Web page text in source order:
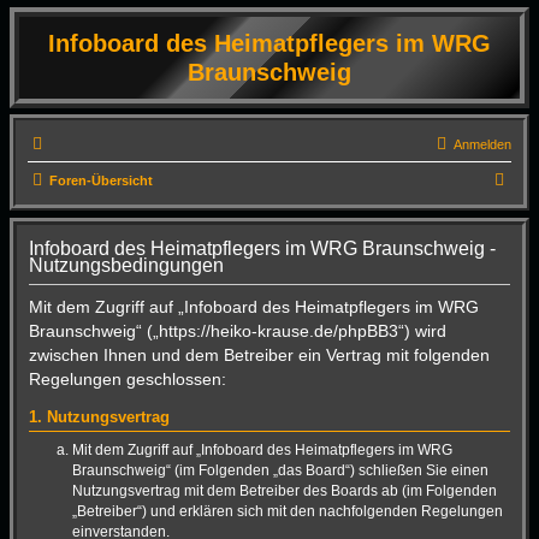
Infoboard des Heimatpflegers im WRG
Braunschweig
Anmelden
Foren-Übersicht
u
Infoboard des Heimatpflegers im WRG Braunschweig -
Nutzungsbedingungen
Mit dem Zugriff auf „Infoboard des Heimatpflegers im WRG
Braunschweig“ („https://heiko-krause.de/phpBB3“) wird
zwischen Ihnen und dem Betreiber ein Vertrag mit folgenden
Regelungen geschlossen:
1. Nutzungsvertrag
Mit dem Zugriff auf „Infoboard des Heimatpflegers im WRG
Braunschweig“ (im Folgenden „das Board“) schließen Sie einen
Nutzungsvertrag mit dem Betreiber des Boards ab (im Folgenden
„Betreiber“) und erklären sich mit den nachfolgenden Regelungen
einverstanden.